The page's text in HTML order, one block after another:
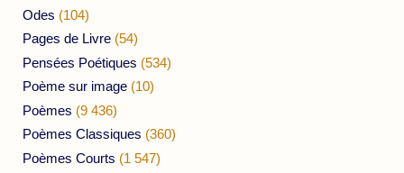
Odes (104)
Pages de Livre (54)
Pensées Poétiques (534)
Poème sur image (10)
Poèmes (9 436)
Poèmes Classiques (360)
Poèmes Courts (1 547)